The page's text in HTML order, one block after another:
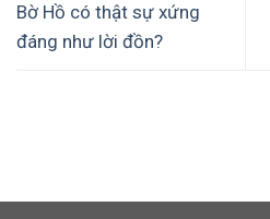
Bờ Hồ có thật sự xứng
đáng như lời đồn?